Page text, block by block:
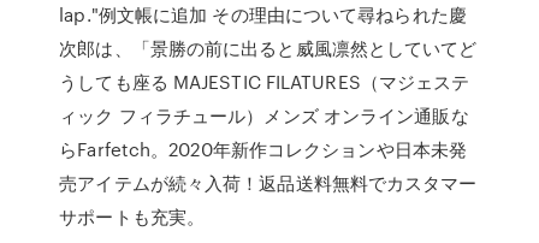
lap."例文帳に追加 その理由について尋ねられた慶
次郎は、「景勝の前に出ると威風凛然としていてど
うしても座る MAJESTIC FILATURES（マジェステ
ィック フィラチュール）メンズ オンライン通販な
らFarfetch。2020年新作コレクションや日本未発
売アイテムが続々入荷！返品送料無料でカスタマー
サポートも充実。